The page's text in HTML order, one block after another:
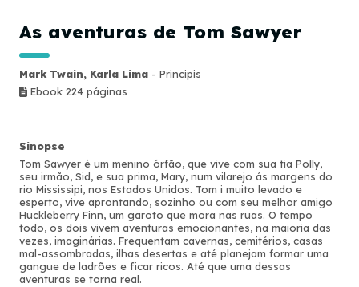
As aventuras de Tom Sawyer
Mark Twain, Karla Lima - Principis
Ebook 224 páginas
Sinopse
Tom Sawyer é um menino órfão, que vive com sua tia Polly,
seu irmão, Sid, e sua prima, Mary, num vilarejo ás margens do
rio Mississipi, nos Estados Unidos. Tom i muito levado e
esperto, vive aprontando, sozinho ou com seu melhor amigo
Huckleberry Finn, um garoto que mora nas ruas. O tempo
todo, os dois vivem aventuras emocionantes, na maioria das
vezes, imaginárias. Frequentam cavernas, cemitérios, casas
mal-assombradas, ilhas desertas e até planejam formar uma
gangue de ladrões e ficar ricos. Até que uma dessas
aventuras se torna real.